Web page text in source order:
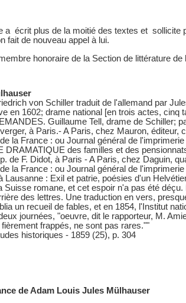
a écrit plus de la moitié des textes et sollicite
fait de nouveau appel à lui.
honoraire de la Section de littérature de
von Schiller traduit de l'allemand par
en 1602; drame national [en trois actes, cinq
Guillaume Tell, drame de Schiller;
à Paris.- A Paris, chez Mauron, éditeur,
la France : ou Journal général de
DRAMATIQUE des familles et des
de F. Didot, à Paris - A Paris, chez Daguin,
la France : ou Journal général de
Lausanne : Exil et patrie, poésies d'un
Suisse romane, et cet espoir n'a pas été
des lettres. Une traduction en vers,
un recueil de fables, et en 1854, l'Institut
journées, "oeuvre, dit le rapporteur, M.
frappés, ne sont pas rares.""
historiques - 1859 (25), p. 304
de Adam Louis Jules Mülhauser